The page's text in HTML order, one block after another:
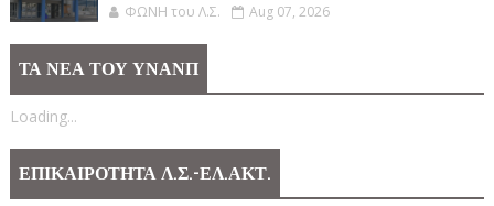
ΦΩΝΗ του Λ.Σ. Aug 07, 2026
ΤΑ ΝΕΑ ΤΟΥ ΥΝΑΝΠ
Loading...
ΕΠΙΚΑΙΡΟΤΗΤΑ Λ.Σ.-ΕΛ.ΑΚΤ.